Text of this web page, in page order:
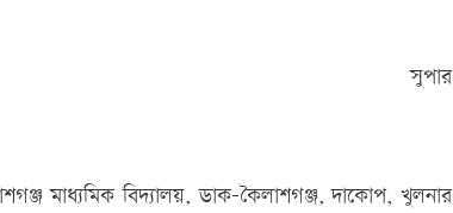
সুপার
মাধ্যমিক বিদ্যালয়, ডাক-কৈলাশগঞ্জ, দাকোপ, খুলনার